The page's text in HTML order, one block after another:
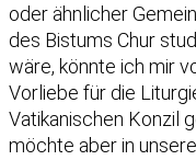
oder ähnlicher
des Bistums Chur
wäre, könnte ich mir
Vorliebe für die
Vatikanischen Konzil
möchte aber in